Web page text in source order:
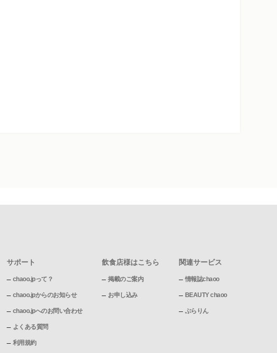
サポート
chaoo.jpって？
chaoo.jpからのお知らせ
chaoo.jpへのお問い合わせ
よくある質問
利用規約
飲食店様はこちら
掲載のご案内
お申し込み
関連サービス
情報誌chaoo
BEAUTY chaoo
ぶらりん